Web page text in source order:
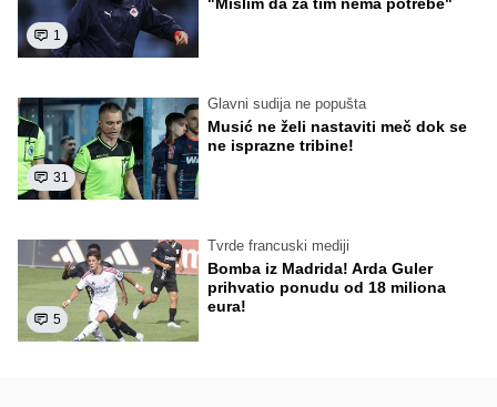
1
"Mislim da za tim nema potrebe"
31
Glavni sudija ne popušta
Musić ne želi nastaviti meč dok se
ne isprazne tribine!
5
Tvrde francuski mediji
Bomba iz Madrida! Arda Guler
prihvatio ponudu od 18 miliona
eura!